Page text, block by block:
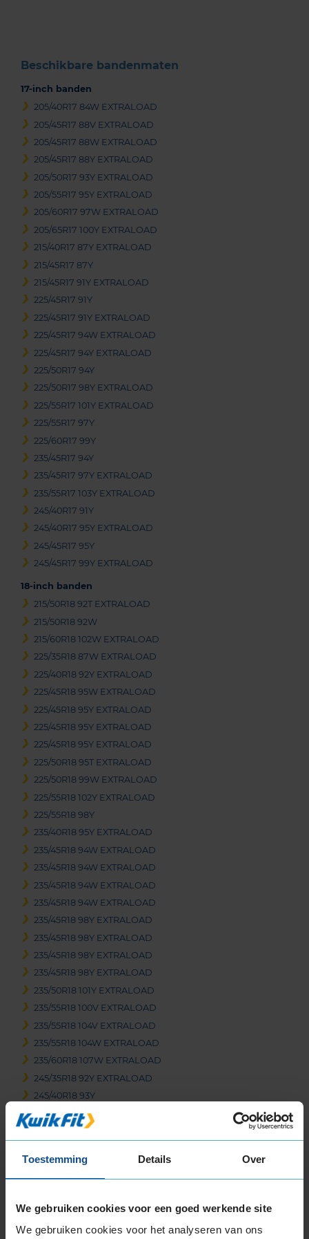
Toestemming Details Over
We gebruiken cookies voor een goed werkende site
We gebruiken cookies voor het analyseren van ons
Beschikbare bandenmaten
17-inch banden
205/40R17 84W EXTRALOAD
205/45R17 88V EXTRALOAD
205/45R17 88W EXTRALOAD
205/45R17 88Y EXTRALOAD
205/50R17 93Y EXTRALOAD
205/55R17 95Y EXTRALOAD
205/60R17 97W EXTRALOAD
205/65R17 100Y EXTRALOAD
215/40R17 87Y EXTRALOAD
215/45R17 87Y
215/45R17 91Y EXTRALOAD
225/45R17 91Y
225/45R17 91Y EXTRALOAD
225/45R17 94W EXTRALOAD
225/45R17 94Y EXTRALOAD
225/50R17 94Y
225/50R17 98Y EXTRALOAD
225/55R17 101Y EXTRALOAD
225/55R17 97Y
225/60R17 99Y
235/45R17 94Y
235/45R17 97Y EXTRALOAD
235/55R17 103Y EXTRALOAD
245/40R17 91Y
245/40R17 95Y EXTRALOAD
245/45R17 95Y
245/45R17 99Y EXTRALOAD
18-inch banden
215/50R18 92T EXTRALOAD
215/50R18 92W
215/60R18 102W EXTRALOAD
225/35R18 87W EXTRALOAD
225/40R18 92Y EXTRALOAD
225/45R18 95W EXTRALOAD
225/45R18 95Y EXTRALOAD
225/45R18 95Y EXTRALOAD
225/45R18 95Y EXTRALOAD
225/50R18 95T EXTRALOAD
225/50R18 99W EXTRALOAD
225/55R18 102Y EXTRALOAD
225/55R18 98Y
235/40R18 95Y EXTRALOAD
235/45R18 94W EXTRALOAD
235/45R18 94W EXTRALOAD
235/45R18 94W EXTRALOAD
235/45R18 94W EXTRALOAD
235/45R18 98Y EXTRALOAD
235/45R18 98Y EXTRALOAD
235/45R18 98Y EXTRALOAD
235/45R18 98Y EXTRALOAD
235/50R18 101Y EXTRALOAD
235/55R18 100V EXTRALOAD
235/55R18 104V EXTRALOAD
235/55R18 104W EXTRALOAD
235/60R18 107W EXTRALOAD
245/35R18 92Y EXTRALOAD
245/40R18 93Y
245/40R18 97Y EXTRALOAD
245/45R18 100Y EXTRALOAD
245/50R18 104Y EXTRALOAD
255/45R18 99Y